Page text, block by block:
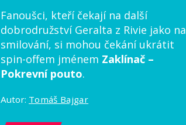
Fanoušci, kteří čekají na další
dobrodružství Geralta z Rivie jako na
smilování, si mohou čekání ukrátit
spin-offem jménem Zaklínač –
Pokrevní pouto.
Autor: Tomáš Bajgar